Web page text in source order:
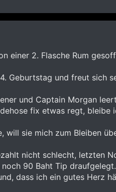
einer 2. Flasche Rum
Geburtstag und freut sich
und Captain Morgan
fix etwas regt, bleibe
will sie mich zum Bleiben
nicht schlecht, letzten
90 Baht Tip draufgelegt.
dass ich ein gutes Herz